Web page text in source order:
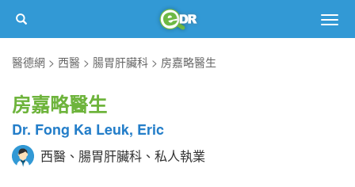
醫德網
西醫 腸胃肝臟科 房嘉略醫生
房嘉略醫生
Dr. Fong Ka Leuk, Eric
西醫、腸胃肝臟科、私人執業